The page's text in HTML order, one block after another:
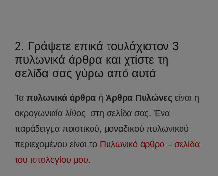
2. Γράψετε επικά τουλάχιστον 3
πυλωνικά άρθρα και χτίστε τη
σελίδα σας γύρω από αυτά
Τα πυλωνικά άρθρα ή Άρθρα Πυλώνες είναι η
ακρογωνιαία λίθος στη σελίδα σας. Ένα
παράδειγμα ποιοτικού, μοναδικού πυλωνικού
περιεχομένου είναι το Πυλωνικό άρθρο – σελίδα
του ιστολογίου μου.